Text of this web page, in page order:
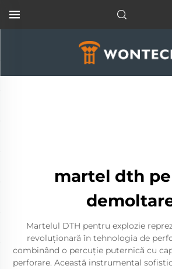
martel dth
Martelul DTH pentru explozie
revoluționară în tehnologia de
combinând o percuție puternică cu
perforare. Această instrumental